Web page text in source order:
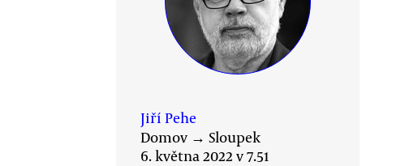
Jiří Pehe
Domov → Sloupek
6. května 2022 v 7.51